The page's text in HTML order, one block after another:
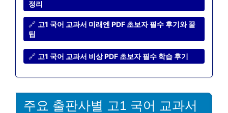
정리
🔗 고1 국어 교과서 미래엔 PDF 초보자 필수 후기와 꿀
팁
🔗 고1 국어 교과서 비상 PDF 초보자 필수 학습 후기
주요 출판사별 고1 국어 교과서